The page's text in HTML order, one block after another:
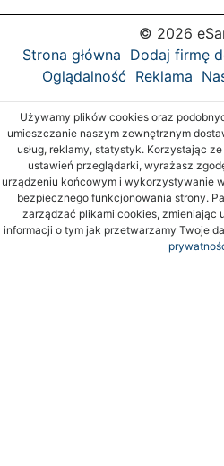
© 2026
Strona główna Dodaj firmę
Oglądalność Reklama
Używamy plików cookies oraz
umieszczanie naszym zewnętrznym
usług, reklamy, statystyk. Korzystając
ustawień przeglądarki, wyrażasz
urządzeniu końcowym i wykorzystywanie
bezpiecznego funkcjonowania strony.
zarządzać plikami cookies, zmieniając
informacji o tym jak przetwarzamy Twoje